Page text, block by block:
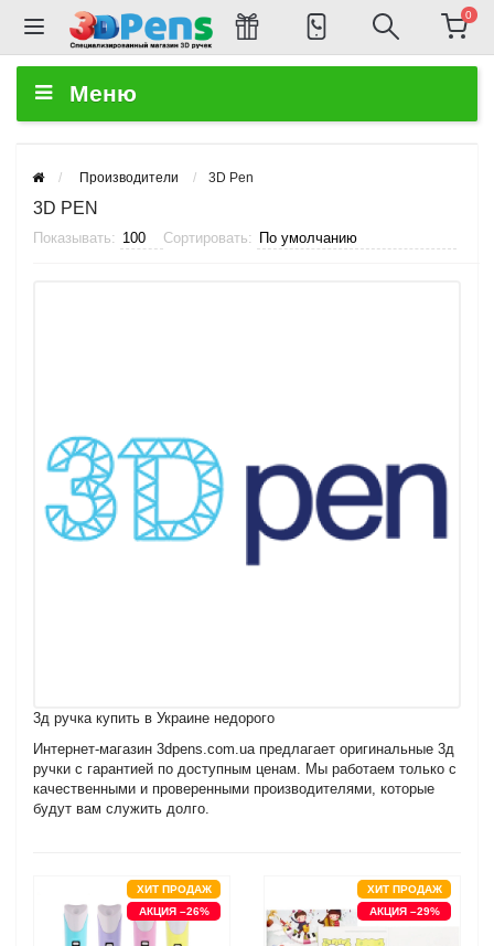
0
Меню
Производители 3D Pen
3D PEN
Показывать: Сортировать:
3д ручка купить в Украине недорого
Интернет-магазин 3dpens.com.ua предлагает оригинальные 3д
ручки с гарантией по доступным ценам. Мы работаем только с
качественными и проверенными производителями, которые
будут вам служить долго.
ХИТ ПРОДАЖ
АКЦИЯ –26%
ХИТ ПРОДАЖ
АКЦИЯ –29%